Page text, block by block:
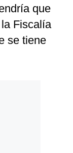
que
Fiscalía
se tiene